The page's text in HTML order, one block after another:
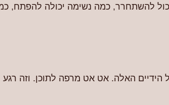
להשתחרר, כמה נשימה יכולה להפתח,
הידיים האלה. אט אט מרפה לתוכן. וזה רגע